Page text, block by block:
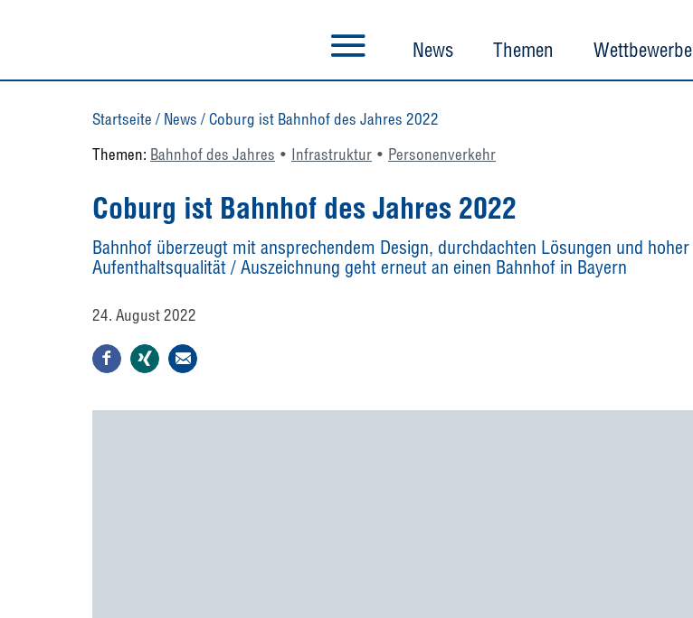
News Themen Wettbewerbe
Startseite / News / Coburg ist Bahnhof des Jahres 2022
Themen: Bahnhof des Jahres Infrastruktur Personenverkehr
Coburg ist Bahnhof des Jahres 2022
Bahnhof überzeugt mit ansprechendem Design, durchdachten Lösungen und hoher
Aufenthaltsqualität / Auszeichnung geht erneut an einen Bahnhof in Bayern
24. August 2022